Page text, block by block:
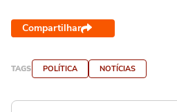
Compartilhar
TAGS POLÍTICA NOTÍCIAS